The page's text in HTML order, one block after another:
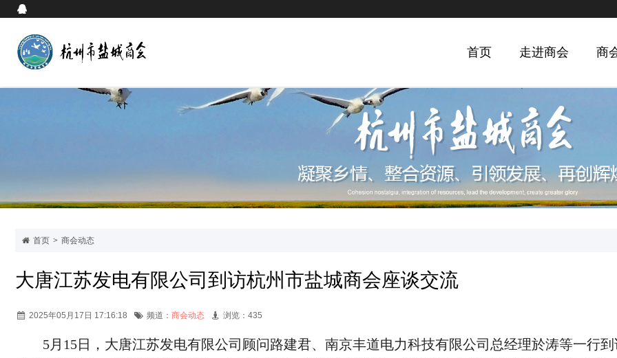
首页 走进商会 商
首页 > 商会动态
大唐江苏发电有限公司到访杭州市盐城商会座谈交流
2025年05月17日 17:16:18 频道： 商会动态 浏览：435
5月15日，大唐江苏发电有限公司顾问路建君、南京丰道电力科技有限公司总经理於涛等一行